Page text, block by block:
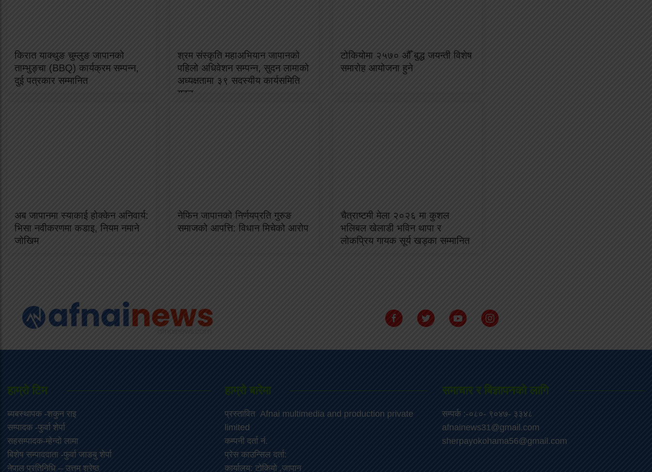
किरात याक्थुङ चुम्लुङ जापानको
ताम्भुङ्चा (BBQ) कार्यक्रम सम्पन्न,
दुई पत्रकार सम्मानित
श्रम संस्कृति महाअभियान जापानको
पहिलो अधिवेशन सम्पन्न, सुदन लामाको
अध्यक्षतामा ३९ सदस्यीय कार्यसमिति
गठन
टोकियोमा २५७० औँ बुद्ध जयन्ती विशेष
समारोह आयोजना हुने
अब जापानमा स्याकाई होक्केन अनिवार्य:
भिसा नवीकरणमा कडाइ, नियम नमाने
जोखिम
नेफिन जापानको निर्णयप्रति गुरुङ
समाजको आपत्ति: विधान मिचेको आरोप
चैत्राष्टमी मेला २०२६ मा कुशल
भलिबल खेलाडी भविन थापा र
लोकप्रिय गायक सूर्य खड्का सम्मानित
हाम्राे टिम
ब्यबस्थापक -शकुन राइ
सम्पादक -फुर्वा शेर्पा
सहसम्पादक-म्हेन्दो लामा
‍बिशेष सम्पाददाता -फुर्वा जा‌ङबु शेर्पा
नेपाल प्रतिनिधि – उत्तम श्रेष्ठ
हाम्रो बारेमा
प्रस्तावित Afnai multimedia and production private
limited
कम्पनी दर्ता नं.
प्रेस काउन्सिल दर्ता:
कार्यालय: टोकियो ,जापान
समाचार र बिज्ञापनको लागि
सम्पर्क :-०८०- ९०४७- ३३४८
afnainews31@gmail.com
sherpayokohama56@gmail.com